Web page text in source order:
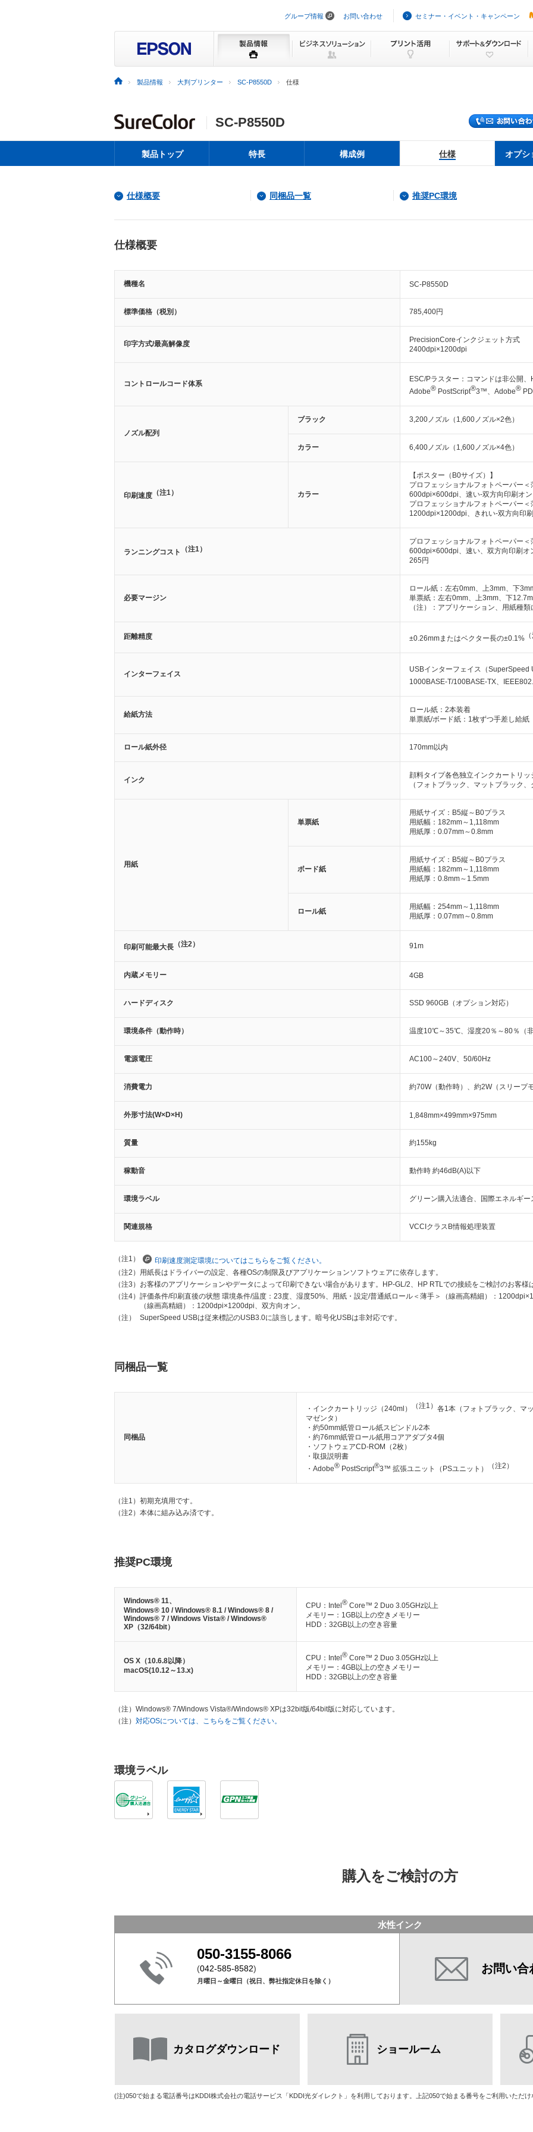
ビ
ョ
プ
グループ情報 お問い合わせ セミナー・イベント・キャンペーン
製品情報 大判プリンター SC-P8550D 仕様
SC-P8550D
製品トップ 特長 構成例 仕様 オプシ
仕様概要 同梱品一覧 推奨PC環境
仕様概要
機種名 SC-P8550D
標準価格（税別） 785,400円
印字方式/最高解像度
PrecisionCoreインクジェット方式
2400dpi×1200dpi
コントロールコード体系
ESC/Pラスター：コマンドは非公開
Adobe® PostScript®3™、Adobe®
ノズル配列
ブラック 3,200ノズル（1,600ノズル×2色）
カラー 6,400ノズル（1,600ノズル×4色）
印刷速度 （注1） カラー
【ポスター（B0サイズ）】
プロフェッショナルフォトペーパー＜
600dpi×600dpi、速い‐双方向印刷オ
プロフェッショナルフォトペーパー＜
1200dpi×1200dpi、きれい‐双方向印
ランニングコスト （注1）
プロフェッショナルフォトペーパー
600dpi×600dpi、速い、双方向印刷
265円
必要マージン
ロール紙：左右0mm、上3mm、下
単票紙：左右0mm、上3mm、下
（注）：アプリケーション、用紙種
距離精度 ±0.26mmまたはベクター長の±0.1%
インターフェイス
USBインターフェイス（SuperSpeed
1000BASE-T/100BASE-TX、
給紙方法
ロール紙：2本装着
単票紙/ボード紙：1枚ずつ手差し給紙
ロール紙外径 170mm以内
インク
顔料タイプ各色独立インクカートリッ
（フォトブラック、マットブラック
用紙
単票紙
用紙サイズ：B5縦～B0プラス
用紙幅：182mm～1,118mm
用紙厚：0.07mm～0.8mm
ボード紙
用紙サイズ：B5縦～B0プラス
用紙幅：182mm～1,118mm
用紙厚：0.8mm～1.5mm
ロール紙
用紙幅：254mm～1,118mm
用紙厚：0.07mm～0.8mm
印刷可能最大長 （注2） 91m
内蔵メモリー 4GB
ハードディスク SSD 960GB（オプション対応）
環境条件（動作時） 温度10℃～35℃、湿度20％～80％（
電源電圧 AC100～240V、50/60Hz
消費電力 約70W（動作時）、約2W（スリープ
外形寸法(W×D×H) 1,848mm×499mm×975mm
質量 約155kg
稼動音 動作時 約46dB(A)以下
環境ラベル グリーン購入法適合、国際エネルギ
関連規格 VCCIクラスB情報処理装置
（注1）
印刷速度測定環境についてはこちらをご覧ください。
（注2） 用紙長はドライバーの設定、各種OSの制限及びアプリケーションソフトウェアに依存します。
（注3） お客様のアプリケーションやデータによって印刷できない場合があります。HP-GL/2、HP RTLでの接続をご検討のお客
（注4） 評価条件/印刷直後の状態 環境条件/温度：23度、湿度50%、用紙・設定/普通紙ロール＜薄手＞（線画高精細）：
（線画高精細）：1200dpi×1200dpi、双方向オン。
（注）
SuperSpeed USBは従来標記のUSB3.0に該当します。暗号化USBは非対応です。
同梱品一覧
同梱品
・インクカートリッジ（240ml） （注1） 各1本（フォトブラック、マ
マゼンタ）
・約50mm紙管ロール紙スピンドル2本
・約76mm紙管ロール紙用コアアダプタ4個
・ソフトウェアCD-ROM（2枚）
・取扱説明書
・Adobe® PostScript®3™ 拡張ユニット（PSユニット） （注2）
（注1） 初期充填用です。
（注2） 本体に組み込み済です。
推奨PC環境
Windows® 11、
Windows® 10 / Windows® 8.1 / Windows® 8 /
Windows® 7 / Windows Vista® / Windows®
XP（32/64bit）
CPU：Intel ® Core™ 2 Duo 3.05GHz以上
メモリー：1GB以上の空きメモリー
HDD：32GB以上の空き容量
OS X（10.6.8以降）
macOS(10.12～13.x)
CPU：Intel ® Core™ 2 Duo 3.05GHz以上
メモリー：4GB以上の空きメモリー
HDD：32GB以上の空き容量
（注） Windows® 7/Windows Vista®/Windows® XPは32bit版/64bit版に対応しています。
（注） 対応OSについては、こちらをご覧ください。
環境ラベル
購入をご検討の方
水性インク
050-3155-8066
(042-585-8582)
月曜日～金曜日（祝日、弊社指定休日を除く）
お問い合
カタログダウンロード ショールーム
(注)050で始まる電話番号はKDDI株式会社の電話サービス「KDDI光ダイレクト」を利用しております。上記050で始まる番号をご利用いただ